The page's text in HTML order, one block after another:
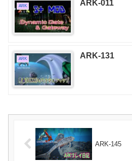
ARK ARK-011
ARK ARK-131
ARK-145